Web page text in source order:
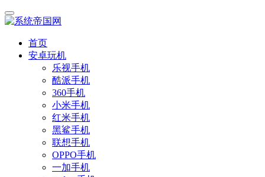
首页
安卓玩机
乐视手机
酷派手机
360手机
小米手机
红米手机
黑鲨手机
联想手机
OPPO手机
一加手机